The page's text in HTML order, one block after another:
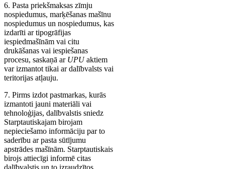
6. Pasta priekšmaksas zīmju
nospiedumus, marķēšanas mašīnu
nospiedumus un nospiedumus, kas
izdarīti ar tipogrāfijas
iespiedmašīnām vai citu
drukāšanas vai iespiešanas
procesu, saskaņā ar UPUaktiem
var izmantot tikai ar dalībvalsts vai
teritorijas atļauju.
7. Pirms izdot pastmarkas, kurās
izmantoti jauni materiāli vai
tehnoloģijas, dalībvalstis sniedz
Starptautiskajam birojam
nepieciešamo informāciju par to
saderību ar pasta sūtījumu
apstrādes mašīnām. Starptautiskais
birojs attiecīgi informē citas
dalībvalstis un to izraudzītos